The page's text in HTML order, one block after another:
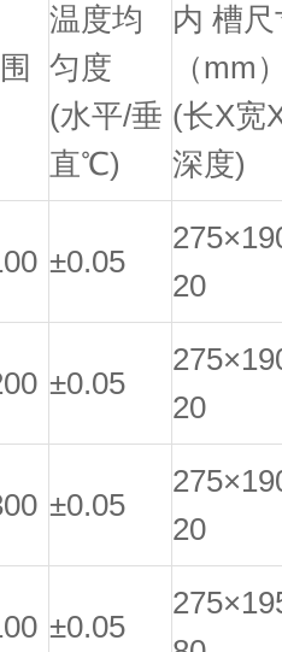
温度均
匀度
(水平/垂
直℃)
内 槽
（mm
(长X宽
深度)
±0.05
20
±0.05
20
±0.05
20
±0.05